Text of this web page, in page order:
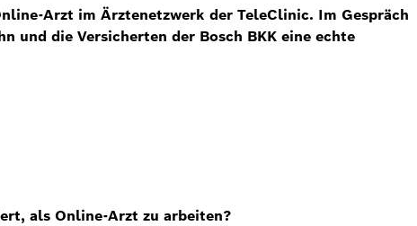
Arzt im Ärztenetzwerk der TeleClinic. Im Gespräch
und die Versicherten der Bosch BKK eine echte
als Online-Arzt zu arbeiten?